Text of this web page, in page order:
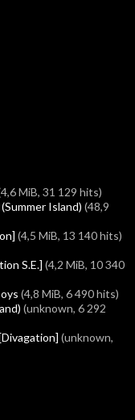
MiB, 31 129 hits)
Island) (48,9
(4,5 MiB, 13 140 hits)
S.E.] (4,2 MiB, 10 340
(4,8 MiB, 6 490 hits)
(unknown, 6 292
(unknown,